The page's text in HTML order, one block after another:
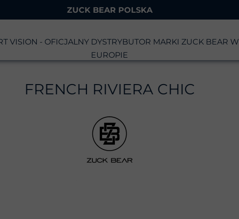
VISION - OFICJALNY DYSTRYBUTOR MARKI ZUCK BEAR W
EUROPIE
ZUCK BEAR POLSKA
FRENCH RIVIERA CHIC